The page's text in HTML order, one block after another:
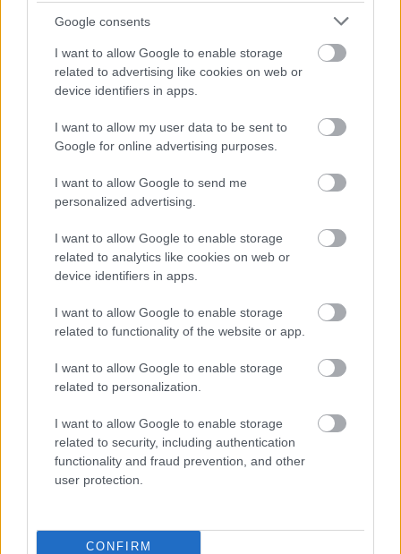
Google consents
I want to allow Google to enable storage
related to advertising like cookies on web or
device identifiers in apps.
I want to allow my user data to be sent to
Google for online advertising purposes.
I want to allow Google to send me
personalized advertising.
I want to allow Google to enable storage
related to analytics like cookies on web or
device identifiers in apps.
I want to allow Google to enable storage
related to functionality of the website or app.
I want to allow Google to enable storage
related to personalization.
I want to allow Google to enable storage
related to security, including authentication
functionality and fraud prevention, and other
user protection.
CONFIRM
Nosztalgia dosztig
Pótos nosztalgia
Villamosok vonulása az autómentes
hétvégén
Tömegközlekedési életképek az elmúlt
Sárgaláz
Szólj hozzá!